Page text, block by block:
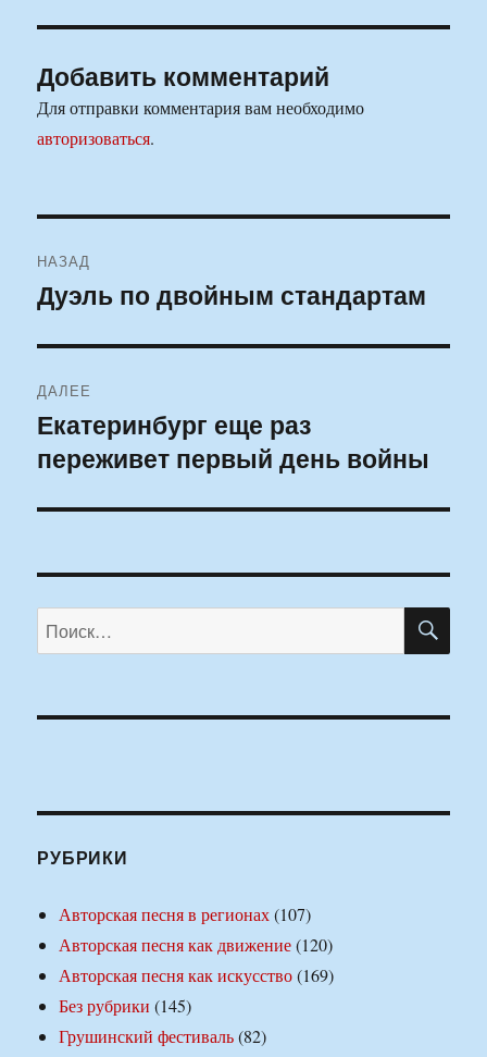
Добавить комментарий
Для отправки комментария вам необходимо
авторизоваться.
по
НАЗАД
Предыдущая
Дуэль по двойным стандартам
ДАЛЕЕ
Следующая
запись:
Екатеринбург еще раз
переживет первый день войны
Искать:
РУБРИКИ
Авторская песня в регионах(107)
Авторская песня как движение(120)
Авторская песня как искусство(169)
Без рубрики (145)
Грушинский фестиваль(82)